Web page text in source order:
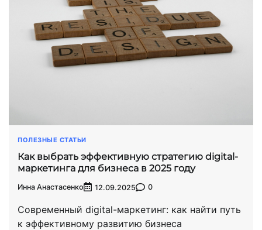
ПОЛЕЗНЫЕ СТАТЬИ
Как выбрать эффективную стратегию digital-
маркетинга для бизнеса в 2025 году
Инна Анастасенко 12.09.2025 0
Современный digital-маркетинг: как найти путь
к эффективному развитию бизнеса